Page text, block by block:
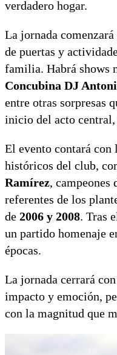
verdadero hogar.
La jornada comenzará
de puertas y
familia. Habrá shows
Concubina DJ
entre otras sorpresas
inicio del acto
El evento contará con
históricos del club,
Ramírez, campeones
referentes de los
de 2006 y 2008. Tras
un partido homenaje
épocas.
La jornada cerrará
impacto y emoción,
con la magnitud que